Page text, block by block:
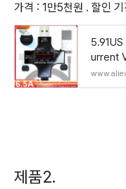
가격 : 1만5천원 . 할인
urrent
er
제품2.